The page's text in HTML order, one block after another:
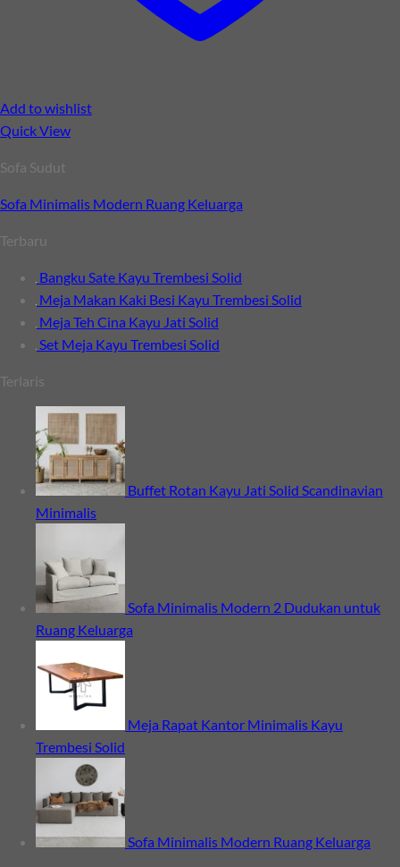
Add to wishlist
Quick View
Sofa Sudut
Sofa Minimalis Modern Ruang Keluarga
Terbaru
Bangku Sate Kayu Trembesi Solid
Meja Makan Kaki Besi Kayu Trembesi Solid
Meja Teh Cina Kayu Jati Solid
Set Meja Kayu Trembesi Solid
Terlaris
Buffet Rotan Kayu Jati Solid Scandinavian
Minimalis
Sofa Minimalis Modern 2 Dudukan untuk
Ruang Keluarga
Meja Rapat Kantor Minimalis Kayu
Trembesi Solid
Sofa Minimalis Modern Ruang Keluarga